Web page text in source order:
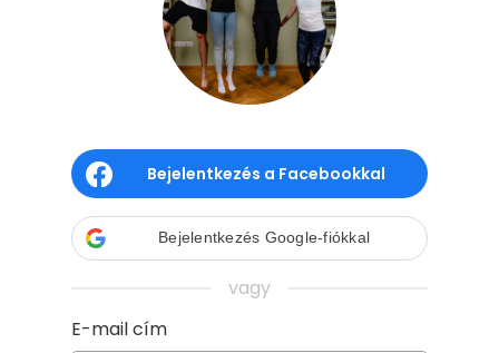
Bejelentkezés a Facebookkal
Bejelentkezés Google-fiókkal
vagy
E-mail cím